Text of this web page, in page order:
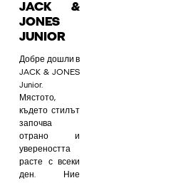
JACK &
JONES
JUNIOR
Добре дошли в
JACK & JONES
Junior.
Мястото,
където стилът
започва
отрано и
увереността
расте с всеки
ден. Ние